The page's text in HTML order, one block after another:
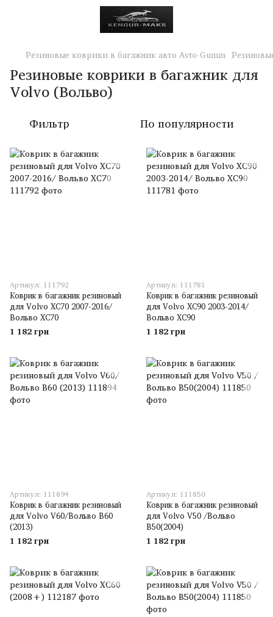
Резиновые коврики в багажник авто Avto-Gumm
Резиновые коврики в багажник для
Volvo (Вольво)
Фильтр По популярности
Артикул: 111792
Коврик в багажник резиновый
для Volvo XC70 2007-2016/
Вольво XC70
1 182 грн
Артикул: 111781
Коврик в багажник резиновый
для Volvo XC90 2003-2014/
Вольво XC90
1 182 грн
Артикул: 111894
Коврик в багажник резиновый
для Volvo V60/Вольво В60
(2013)
1 182 грн
Артикул: 111850
Коврик в багажник резиновый
для Volvo V50 /Вольво
В50(2004)
1 182 грн